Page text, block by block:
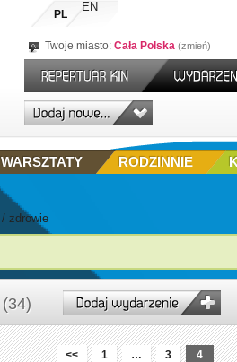
PL
EN
Twoje miasto: Cała Polska zmień
RODZINNIE
WARSZTATY
/ zdrowie
(34)
<< 1 … 3 4